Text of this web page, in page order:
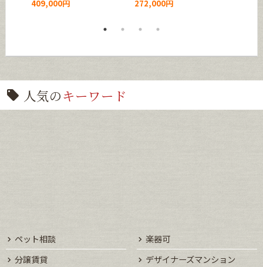
409,000円
272,000円
人気のキーワード
ペット相談
楽器可
分譲賃貸
デザイナーズマンション